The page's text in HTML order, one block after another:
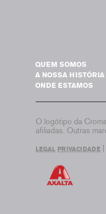
QUEM SOMOS
A NOSSA HISTÓRIA
ONDE ESTAMOS
O logótipo da
afiliadas. Outras
LEGAL PRIVACIDADE